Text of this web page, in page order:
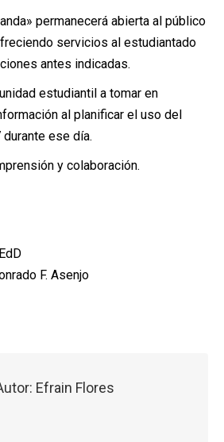
permanecerá abierta al público
servicios al estudiantado
antes indicadas.
estudiantil a tomar en
al planificar el uso del
ese día.
y colaboración.
F. Asenjo
Efrain Flores